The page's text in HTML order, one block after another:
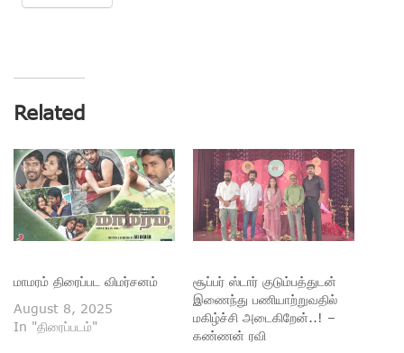
Related
மாமரம் திரைப்பட விமர்சனம்
August 8, 2025
In "திரைப்படம்"
சூப்பர் ஸ்டார் குடும்பத்துடன்
இணைந்து பணியாற்றுவதில்
மகிழ்ச்சி அடைகிறேன்..! –
கண்ணன் ரவி